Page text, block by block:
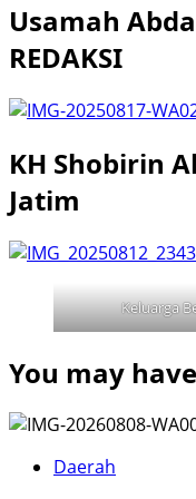
Usamah
REDAKSI
KH Shobirin
Jatim
Keluarga
You may
Daerah